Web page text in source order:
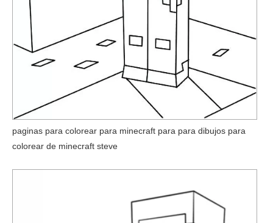
paginas para colorear para minecraft para para dibujos para
colorear de minecraft steve